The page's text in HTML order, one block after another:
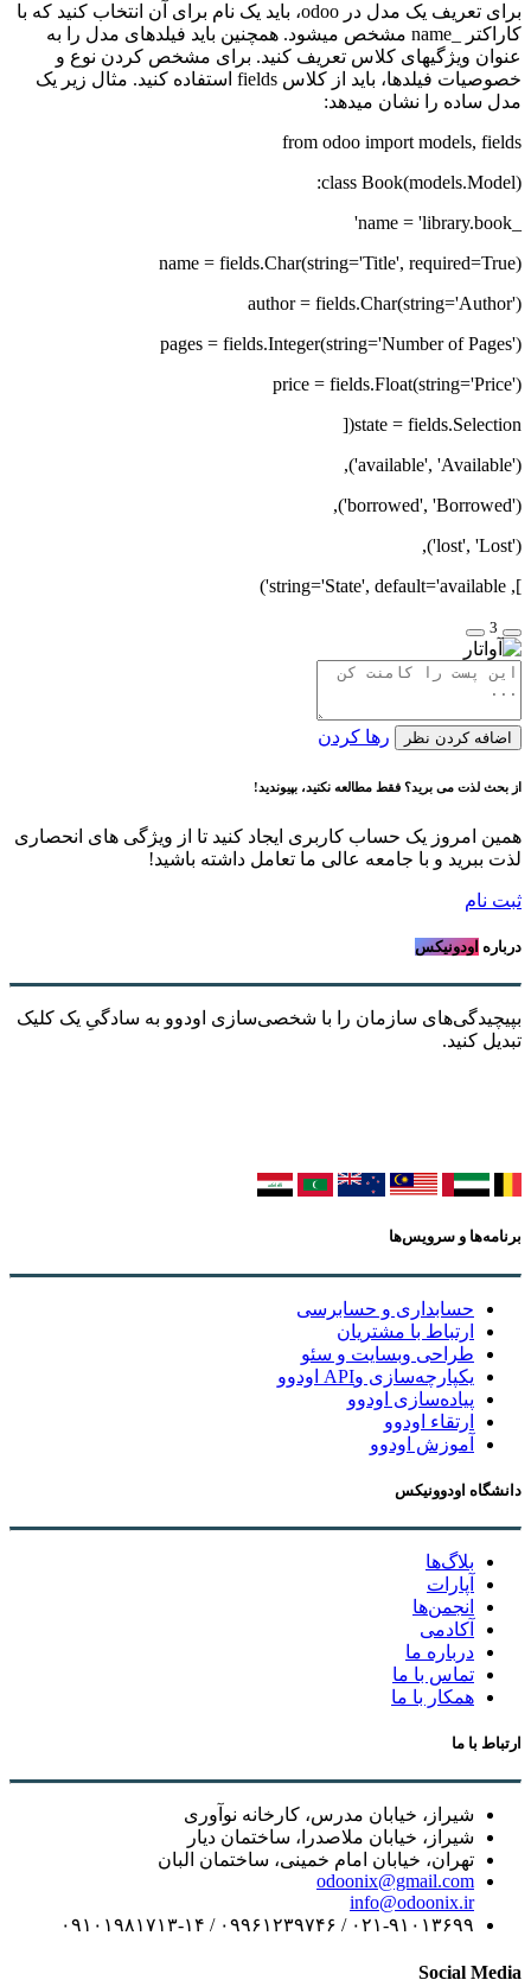
برای تعریف یک مدل در odoo، باید یک نام برای آن انتخاب کنید که با
کاراکتر _name مشخص میشود. همچنین باید فیلدهای مدل را به
عنوان ویژگیهای کلاس تعریف کنید. برای مشخص کردن نوع و
خصوصیات فیلدها، باید از کلاس fields استفاده کنید. مثال زیر یک
مدل ساده را نشان میدهد:
from odoo import models, fields
class Book(models.Model):
name = fields.Char(string='Title', required=True)
author = fields.Char(string='Author')
pages = fields.Integer(string='Number of Pages')
price = fields.Float(string='Price')
state = fields.Selection([
('available', 'Available'),
('borrowed', 'Borrowed'),
('lost', 'Lost'),
], string='State', default='available')
3
اضافه کردن نظر رها کردن
از بحث لذت می برید؟ فقط مطالعه نکنید، بپیوندید!
همین امروز یک حساب کاربری ایجاد کنید تا از ویژگی های انحصاری
لذت ببرید و با جامعه عالی ما تعامل داشته باشید!
ثبت نام
درباره اودونیکس
بپیچیدگی‌های سازمان را با شخصی‌سازی اودوو به سادگیِ یک کلیک
تبدیل کنید.
برنامه‌ها و سرویس‌ها
حسابداری و حسابرسی
ارتباط با مشتریان
طراحی وبسایت و سئو
یکپارچه‌سازی وAPI اودوو
پیاده‌سازی اودوو
ارتقاء اودوو
آموزش اودوو
دانشگاه اودوونیکس
بلاگ‌ها
آپارات
انجمن‌ها
آکادمی
درباره ما
تماس با ما
همکار با ما
ارتباط با ما
شیراز، خیابان مدرس، کارخانه نوآوری
شیراز، خیابان ملاصدرا، ساختمان دیار
تهران، خیابان امام خمینی، ساختمان البان
odoonix@gmail.com
info@odoonix.ir
۰۲۱-۹۱۰۱۳۶۹۹ / ۰۹۹۶۱۲۳۹۷۴۶ / ۰۹۱۰۱۹۸۱۷۱۳-۱۴
Social Media